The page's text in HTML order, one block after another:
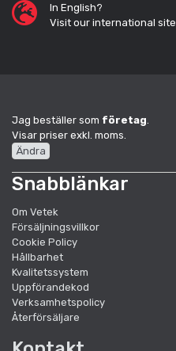
In English?
Visit our international site
Jag beställer som företag
Visar priser exkl. moms.
Ändra
Snabblänkar
Om Vetek
Försäljningsvillkor
Cookie Policy
Hållbarhet
Kvalitetssystem
Uppförandekod
Verksamhetspolicy
Återförsäljare